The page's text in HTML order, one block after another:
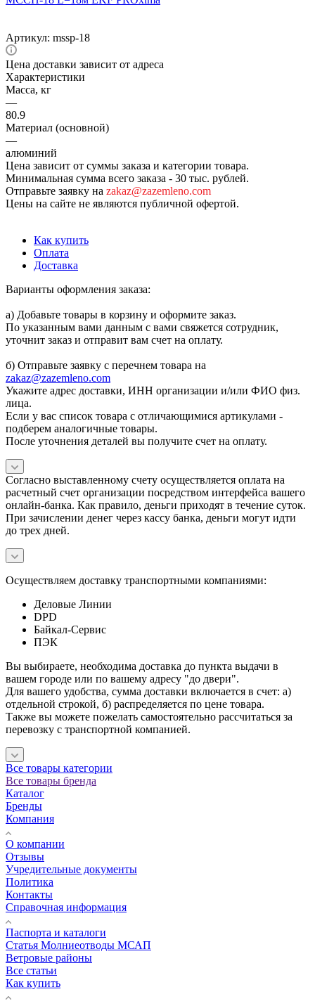
Артикул: mssp-18
Цена доставки зависит от адреса
Характеристики
Масса, кг
—
80.9
Материал (основной)
—
алюминий
Цена зависит от суммы заказа и категории товара.
Минимальная сумма всего заказа - 30 тыс. рублей.
Отправьте заявку на zakaz@zazemleno.com
Цены на сайте не являются публичной офертой.
Как купить
Оплата
Доставка
Варианты оформления заказа:
а) Добавьте товары в корзину и оформите заказ.
По указанным вами данным с вами свяжется сотрудник,
уточнит заказ и отправит вам счет на оплату.
б) Отправьте заявку с перечнем товара на
zakaz@zazemleno.com
Укажите адрес доставки, ИНН организации и/или ФИО физ.
лица.
Если у вас список товара с отличающимися артикулами -
подберем аналогичные товары.
После уточнения деталей вы получите счет на оплату.
Согласно выставленному счету осуществляется оплата на
расчетный счет организации посредством интерфейса вашего
онлайн-банка. Как правило, деньги приходят в течение суток.
При зачислении денег через кассу банка, деньги могут идти
до трех дней.
Осуществляем доставку транспортными компаниями:
Деловые Линии
DPD
Байкал-Сервис
ПЭК
Вы выбираете, необходима доставка до пункта выдачи в
вашем городе или по вашему адресу "до двери".
Для вашего удобства, сумма доставки включается в счет: а)
отдельной строкой, б) распределяется по цене товара.
Также вы можете пожелать самостоятельно рассчитаться за
перевозку с транспортной компанией.
Все товары категории
Все товары бренда
Каталог
Бренды
Компания
О компании
Отзывы
Учредительные документы
Политика
Контакты
Справочная информация
Паспорта и каталоги
Статья Молниеотводы МСАП
Ветровые районы
Все статьи
Как купить